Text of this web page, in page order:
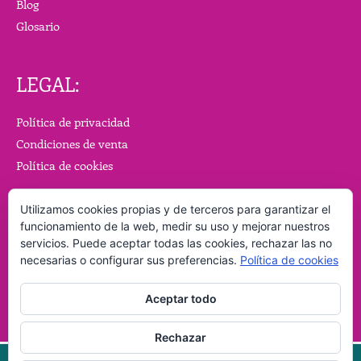
Blog
Glosario
LEGAL:
Política de privacidad
Condiciones de venta
Política de cookies
Utilizamos cookies propias y de terceros para garantizar el
funcionamiento de la web, medir su uso y mejorar nuestros
servicios. Puede aceptar todas las cookies, rechazar las no
necesarias o configurar sus preferencias. Política de cookies
Aceptar todo
Rechazar